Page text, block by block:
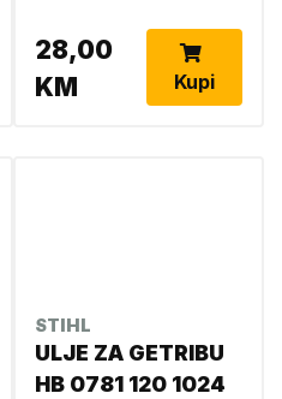
28,00
KM
Kupi
STIHL
ULJE ZA GETRIBU
HB 0781 120 1024